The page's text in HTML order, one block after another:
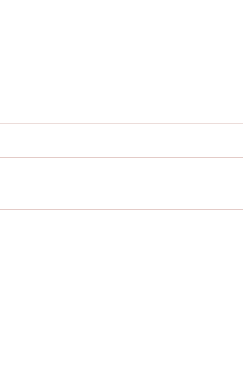
Em frente ou enfrente?